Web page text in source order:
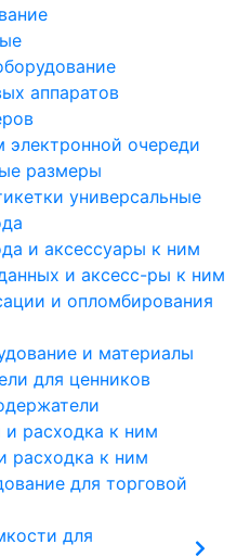
аппаратов
электронной очереди
размеры
универсальные
и аксессуары к ним
и аксесс-ры к ним
и опломбирования
и материалы
для ценников
расходка к ним
расходка к ним
для торговой
для